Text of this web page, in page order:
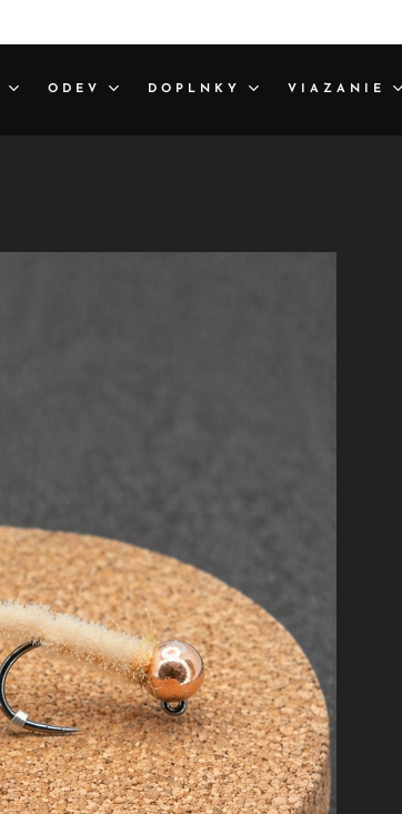
ODEV DOPLNKY VIAZANIE